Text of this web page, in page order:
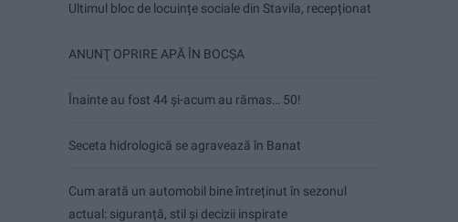
Ultimul bloc de locuințe sociale din Stavila, recepționat
ANUNŢ OPRIRE APĂ ÎN BOCȘA
Înainte au fost 44 și-acum au rămas… 50!
Seceta hidrologică se agravează în Banat
Cum arată un automobil bine întreținut în sezonul
actual: siguranță, stil și decizii inspirate